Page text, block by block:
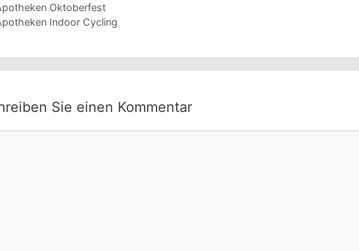
Oktoberfest
Indoor Cycling
Sie einen Kommentar